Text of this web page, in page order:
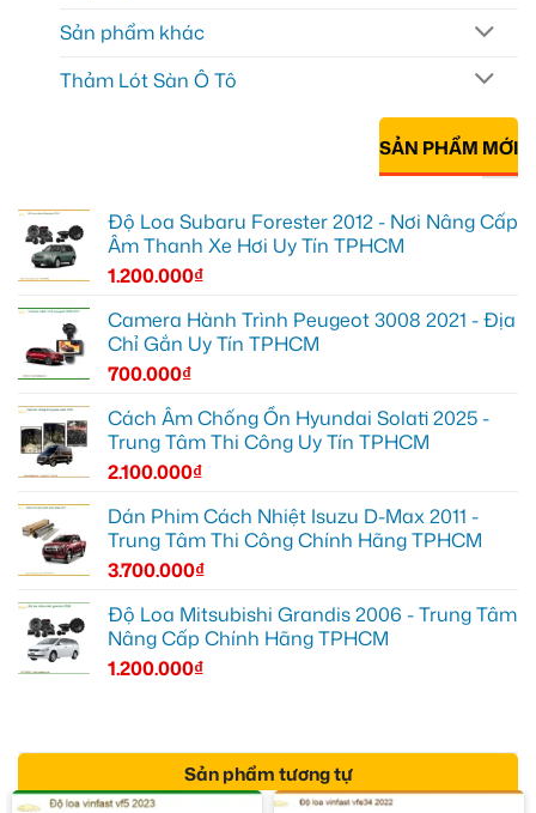
Sản phẩm khác
Thảm Lót Sàn Ô Tô
SẢN PHẨM MỚI
Độ Loa Subaru Forester 2012 - Nơi Nâng Cấp
Âm Thanh Xe Hơi Uy Tín TPHCM
1.200.000₫
Camera Hành Trình Peugeot 3008 2021 - Địa
Chỉ Gắn Uy Tín TPHCM
700.000₫
Cách Âm Chống Ồn Hyundai Solati 2025 -
Trung Tâm Thi Công Uy Tín TPHCM
2.100.000₫
Dán Phim Cách Nhiệt Isuzu D-Max 2011 -
Trung Tâm Thi Công Chính Hãng TPHCM
3.700.000₫
Độ Loa Mitsubishi Grandis 2006 - Trung Tâm
Nâng Cấp Chính Hãng TPHCM
1.200.000₫
Sản phẩm tương tự